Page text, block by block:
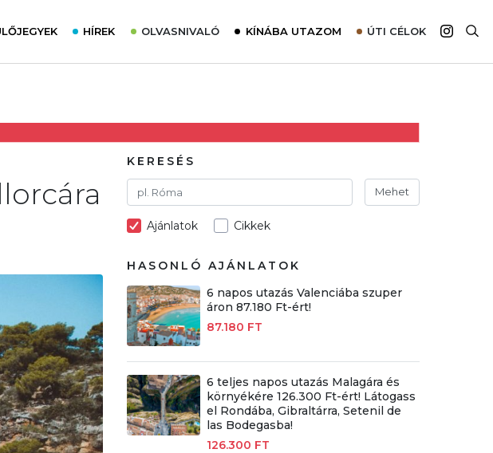
HÍREK OLVASNIVALÓ
Utazómajom – CitySIM kártya a világutazóknak
Élménybeszámolók
Szállodalátogatás
Sajtómegjelenések
KÍNÁBA UTAZOM ÚTI CÉLOK
Afrika
KERESÉS
Mehet
Ajánlatok Cikkek
HASONLÓ AJÁNLATOK
6 napos utazás Valenciába szuper
áron 87.180 Ft-ért!
87.180 FT
6 teljes napos utazás Malagára és
környékére 126.300 Ft-ért! Látogass
el Rondába, Gibraltárra, Setenil de
las Bodegasba!
126.300 FT